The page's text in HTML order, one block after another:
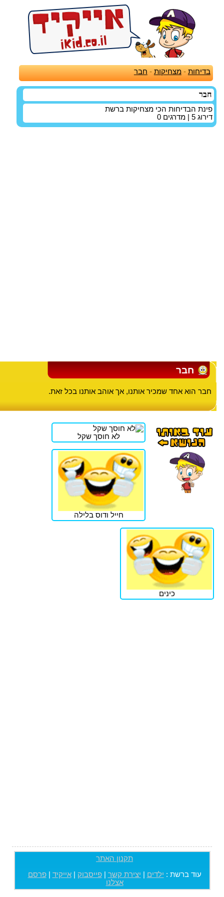
בדיחות -מצחיקות - חבר
חבר
פינת הבדיחות הכי מצחיקות ברשת
דירוג 5 | מדרגים 0
חבר
חבר הוא אחד שמכיר אותנו, אך אוהב אותנו בכל זאת.
לא חוסך שקל
חייל ודוס בלילה
כינים
תקנון האתר
עוד ברשת : ילדים יצירת קשר |פייסבוק |אייקיד |פרסם
אצלנו